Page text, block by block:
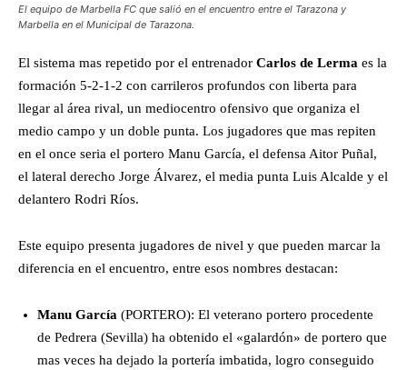
El equipo de Marbella FC que salió en el encuentro entre el Tarazona y
Marbella en el Municipal de Tarazona.
El sistema mas repetido por el entrenador Carlos de Lerma es la
formación 5-2-1-2 con carrileros profundos con liberta para
llegar al área rival, un mediocentro ofensivo que organiza el
medio campo y un doble punta. Los jugadores que mas repiten
en el once seria el portero Manu García, el defensa Aitor Puñal,
el lateral derecho Jorge Álvarez, el media punta Luis Alcalde y el
delantero Rodri Ríos.
Este equipo presenta jugadores de nivel y que pueden marcar la
diferencia en el encuentro, entre esos nombres destacan:
Manu García (PORTERO): El veterano portero procedente
de Pedrera (Sevilla) ha obtenido el «galardón» de portero que
mas veces ha dejado la portería imbatida, logro conseguido